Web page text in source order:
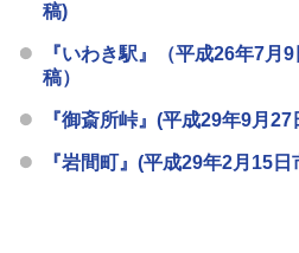
稿)
『いわき駅』（平成26年7
稿）
『御斎所峠』(平成29年9月
『岩間町』(平成29年2月15